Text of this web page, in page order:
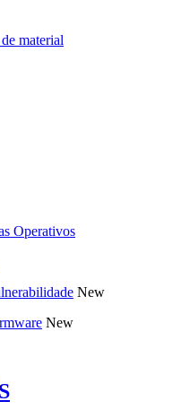
material
Operativos
New
New